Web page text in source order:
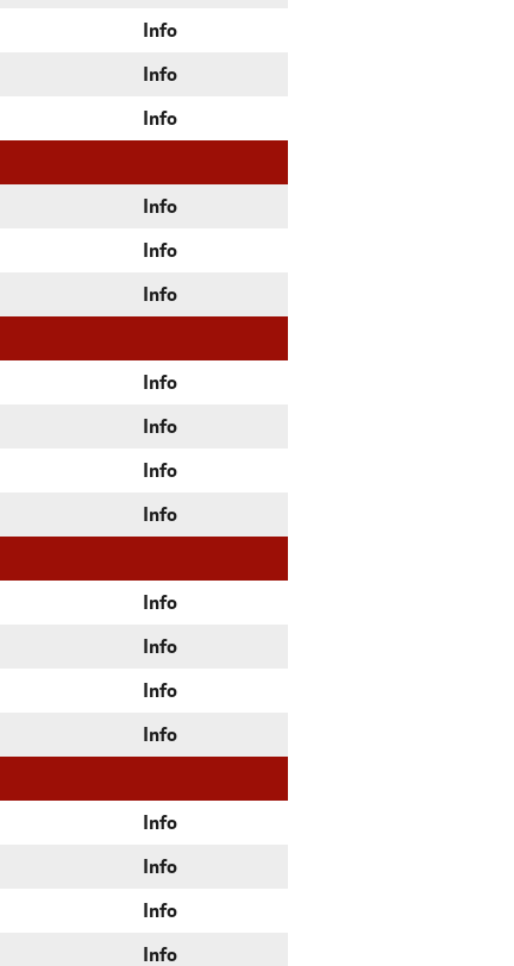
Info
Info
Info
Info
Info
Info
Info
Info
Info
Info
Info
Info
Info
Info
Info
Info
Info
Info